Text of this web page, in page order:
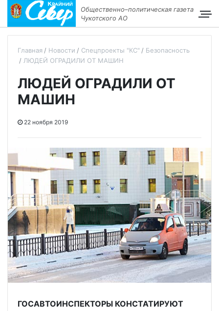
Общественно–политическая газета
Чукотского АО
Главная Новости Спецпроекты "КС"
Безопасность
ЛЮДЕЙ ОГРАДИЛИ ОТ МАШИН
ЛЮДЕЙ ОГРАДИЛИ ОТ
МАШИН
22 ноября 2019
ГОСАВТОИНСПЕКТОРЫ КОНСТАТИРУЮТ